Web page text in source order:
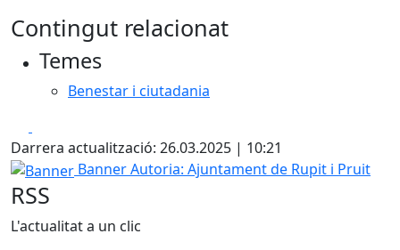
Contingut relacionat
Temes
Benestar i ciutadania
Darrera actualització: 26.03.2025 | 10:21
Banner
BannerAutoria: Ajuntament de Rupit i Pruit
RSS
L'actualitat a un clic